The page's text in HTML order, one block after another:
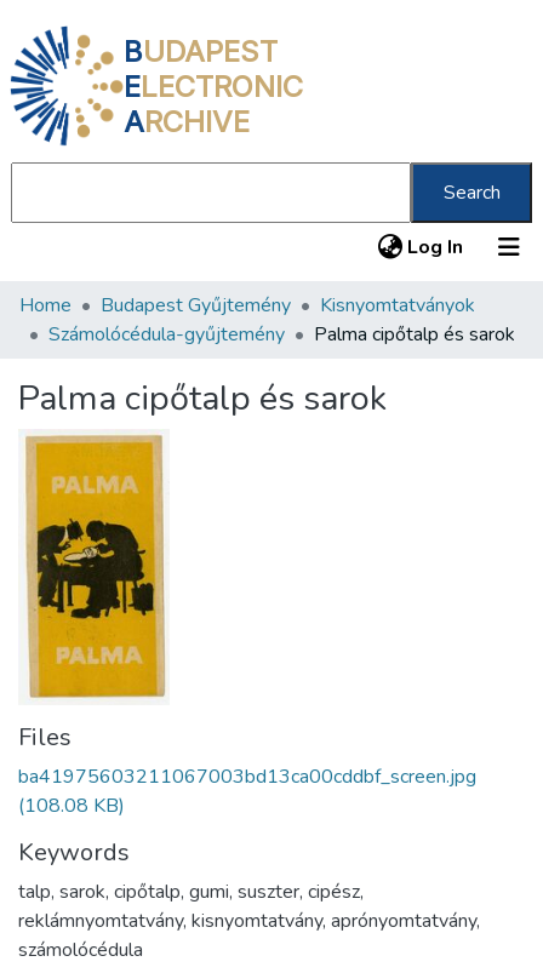
BUDAPEST
ELECTRONIC
ARCHIVE
Search
Log In (current)
Communities & Collections
Statistics
About us
Home Budapest Gyűjtemény
Kisnyomtatványok
Számolócédula-gyűjtemény
Palma cipőtalp és sarok
Palma cipőtalp és sarok
Files
ba41975603211067003bd13ca00cddbf_screen.jpg
(108.08 KB)
Keywords
talp, sarok, cipőtalp, gumi, suszter, cipész,
reklámnyomtatvány, kisnyomtatvány, aprónyomtatvány,
számolócédula